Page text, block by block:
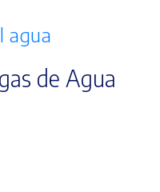
agua
de Agua